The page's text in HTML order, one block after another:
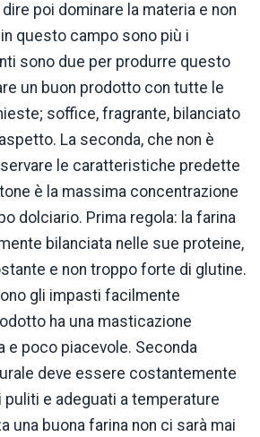
poi dominare la materia e non
questo campo sono più i
sono due per produrre questo
un buon prodotto con tutte le
soffice, fragrante, bilanciato
La seconda, che non è
le caratteristiche predette
è la massima concentrazione
dolciario. Prima regola: la farina
bilanciata nelle sue proteine,
e non troppo forte di glutine.
gli impasti facilmente
ha una masticazione
e poco piacevole. Seconda
deve essere costantemente
e adeguati a temperature
una buona farina non ci sarà mai